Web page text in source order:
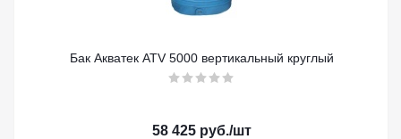
Бак Акватек ATV 5000 вертикальный круглый
58 425руб./шт